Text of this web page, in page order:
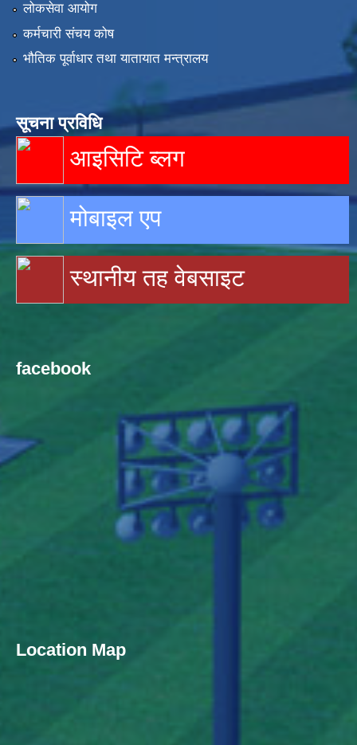
लोकसेवा आयोग
कर्मचारी संचय कोष
भौतिक पूर्वाधार तथा यातायात मन्त्रालय
सूचना प्रविधि
आइसिटि ब्लग
मोबाइल एप
स्थानीय तह वेबसाइट
facebook
Location Map